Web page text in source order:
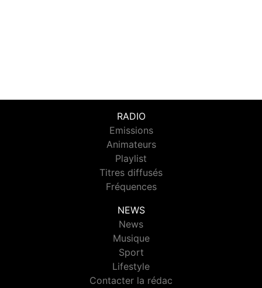
RADIO
Emissions
Animateurs
Playlist
Titres diffusés
Fréquences
NEWS
News
Musique
Sport
Lifestyle
Contacter la rédac